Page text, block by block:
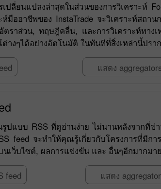
ปลี่ยนแปลงล่าสุดในส่วนของการวิเคราะห์
มืออาชีพของ InstaTrade จะวิเคราะห์สถา
ราส่วน, ทฤษฎีคลื่น, และการวิเคราะห์ทา
งๆได้อย่างอัตโนมัติ ในทันทีที่สิ่งเหล่านี้ปรา
แสดง
รูปแบบ RSS ที่ดูอ่านง่าย ไม่นานหลังจากที่ข่
feed จะทำให้คุณรู้เกี่ยวกับโครงการที่มีก
เว็บไซต์, ผลการแข่งขัน และ อื่นๆอีกมากม
feed แสดง